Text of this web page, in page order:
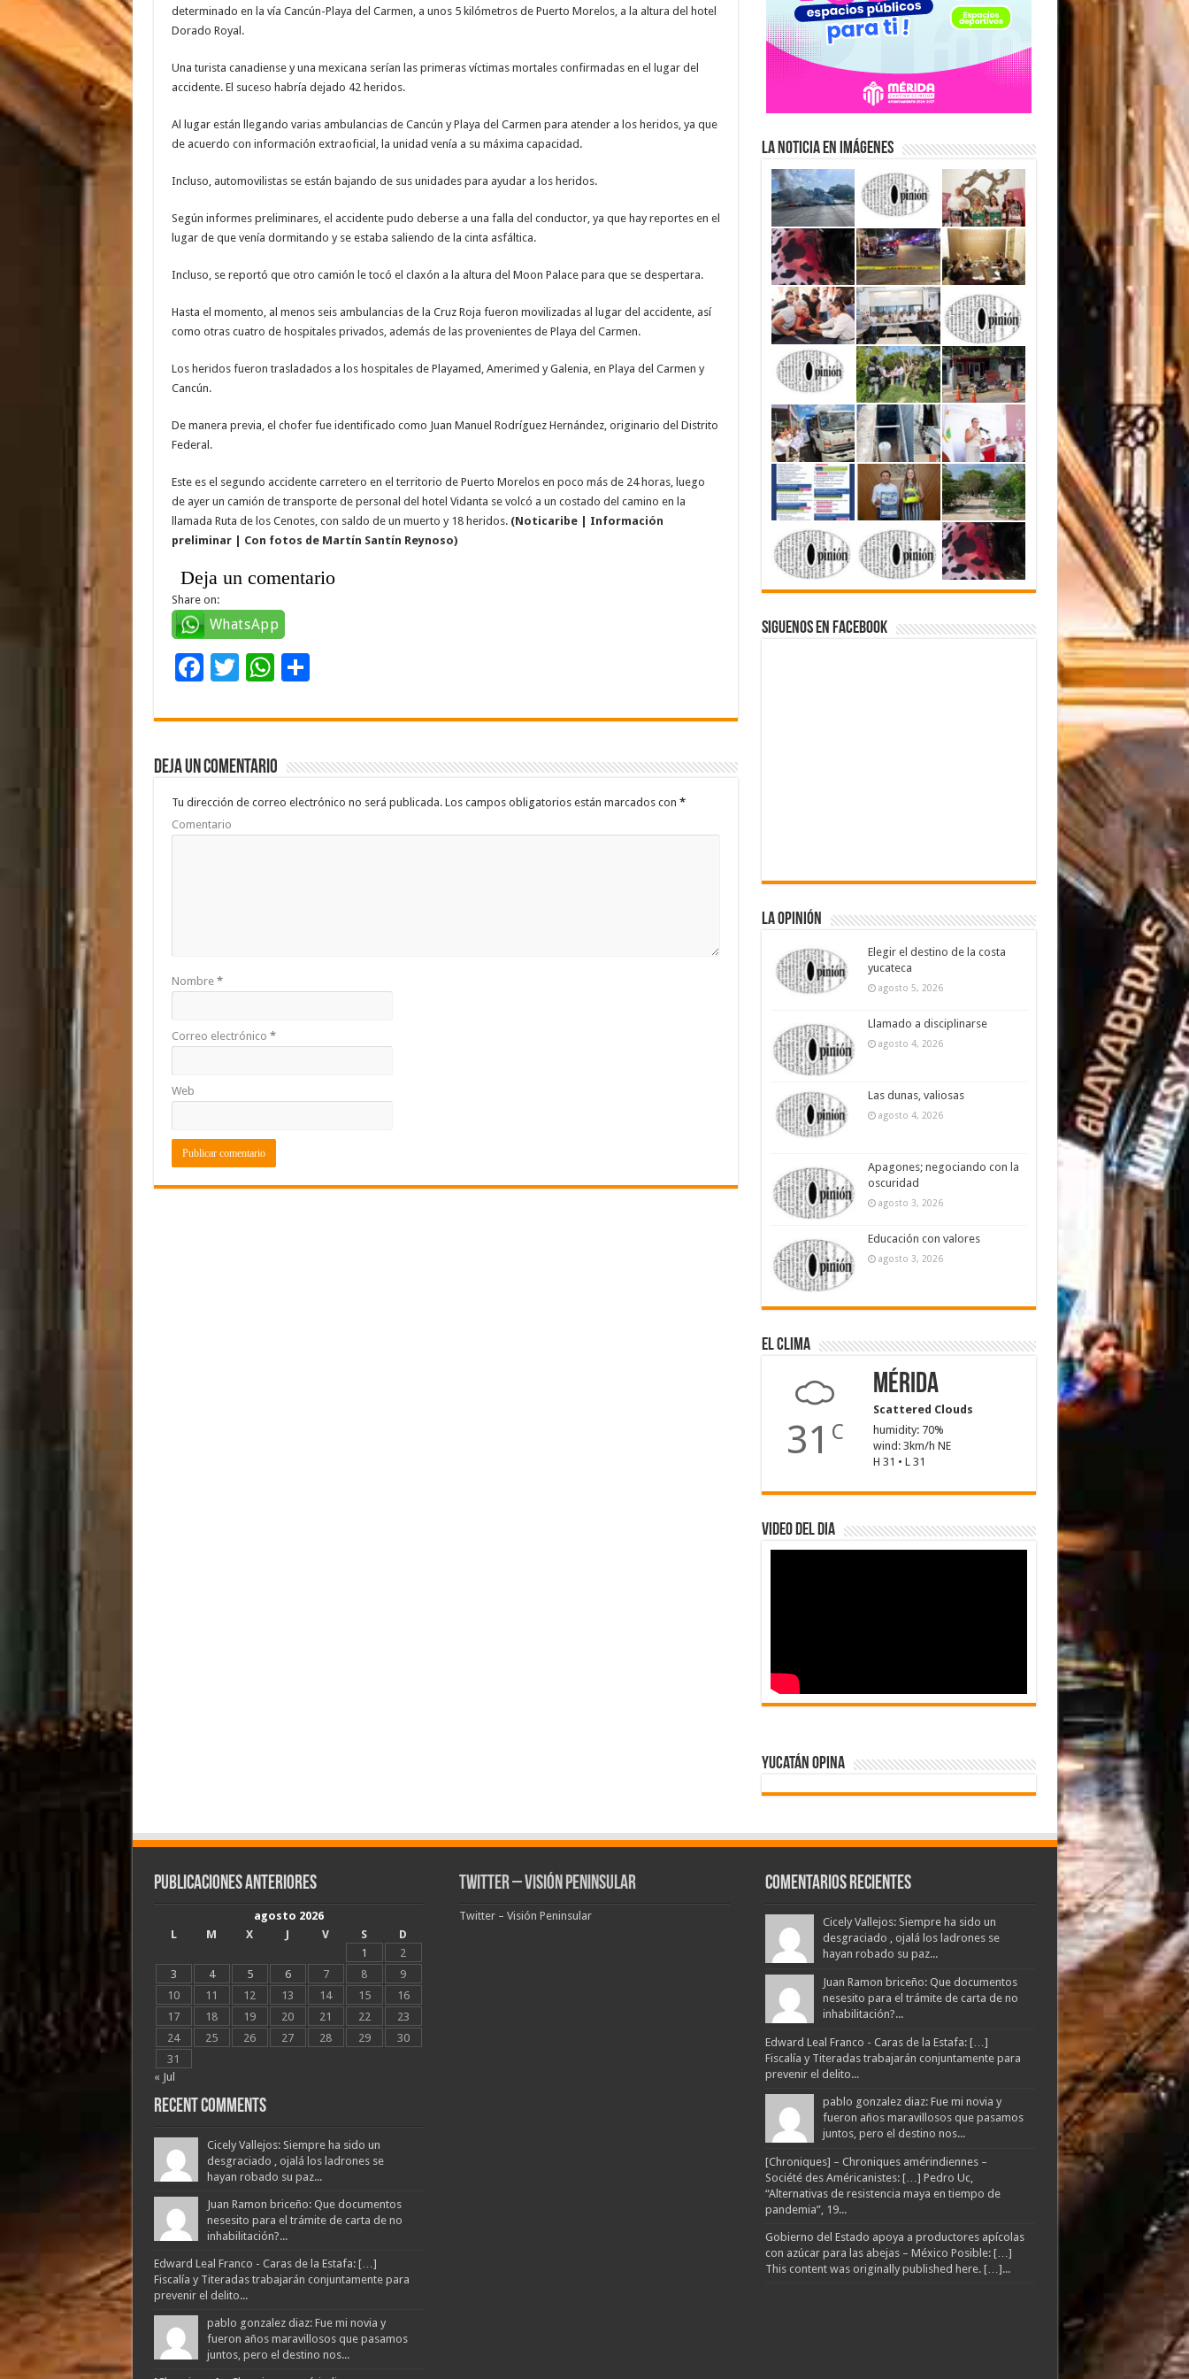
determinado en la vía Cancún-Playa del Carmen, a unos 5 kilómetros de Puerto Morelos, a la altura del hotel
Dorado Royal.
Una turista canadiense y una mexicana serían las primeras víctimas mortales confirmadas en el lugar del
accidente. El suceso habría dejado 42 heridos.
Al lugar están llegando varias ambulancias de Cancún y Playa del Carmen para atender a los heridos, ya que
de acuerdo con información extraoficial, la unidad venía a su máxima capacidad.
Incluso, automovilistas se están bajando de sus unidades para ayudar a los heridos.
Según informes preliminares, el accidente pudo deberse a una falla del conductor, ya que hay reportes en el
lugar de que venía dormitando y se estaba saliendo de la cinta asfáltica.
Incluso, se reportó que otro camión le tocó el claxón a la altura del Moon Palace para que se despertara.
Hasta el momento, al menos seis ambulancias de la Cruz Roja fueron movilizadas al lugar del accidente, así
como otras cuatro de hospitales privados, además de las provenientes de Playa del Carmen.
Los heridos fueron trasladados a los hospitales de Playamed, Amerimed y Galenia, en Playa del Carmen y
Cancún.
De manera previa, el chofer fue identificado como Juan Manuel Rodríguez Hernández, originario del Distrito
Federal.
Este es el segundo accidente carretero en el territorio de Puerto Morelos en poco más de 24 horas, luego
de ayer un camión de transporte de personal del hotel Vidanta se volcó a un costado del camino en la
llamada Ruta de los Cenotes, con saldo de un muerto y 18 heridos. (Noticaribe | Información
preliminar | Con fotos de Martín Santín Reynoso)
Deja un comentario
Share on:
WhatsApp
F
e
b
o
o
k
T
tt
er
W
at
sA
p
p
C
m
ar
ti
r
Deja un comentario
Tu dirección de correo electrónico no será publicada.Los campos obligatorios están marcados con *
Comentario
Nombre *
Correo electrónico *
Web
La Noticia en Imágenes
Siguenos en Facebook
La Opinión
Elegir el destino de la costa
yucateca
agosto 5, 2026
Llamado a disciplinarse
agosto 4, 2026
Las dunas, valiosas
agosto 4, 2026
Apagones; negociando con la
oscuridad
agosto 3, 2026
Educación con valores
agosto 3, 2026
El Clima
31 C
Mérida
Scattered Clouds
humidity: 70%
wind: 3km/h NE
H 31 • L 31
Video del dia
Yucatán Opina
Publicaciones Anteriores
agosto 2026
L
M X J V S
D
1
2
3
4 5 6 7 8
9
10
11 12 13 14 15
16
17
18 19 20 21 22
23
24
25 26 27 28 29
30
31
« Jul
Recent Comments
Cicely Vallejos: Siempre ha sido un
desgraciado , ojalá los ladrones se
hayan robado su paz...
Juan Ramon briceño: Que documentos
nesesito para el trámite de carta de no
inhabilitación?...
Edward Leal Franco - Caras de la Estafa: […]
Fiscalía y Titeradas trabajarán conjuntamente para
prevenir el delito...
pablo gonzalez diaz: Fue mi novia y
fueron años maravillosos que pasamos
juntos, pero el destino nos...
Twitter – Visión Peninsular
Twitter – Visión Peninsular
Comentarios Recientes
Cicely Vallejos: Siempre ha sido un
desgraciado , ojalá los ladrones se
hayan robado su paz...
Juan Ramon briceño: Que documentos
nesesito para el trámite de carta de no
inhabilitación?...
Edward Leal Franco - Caras de la Estafa: […]
Fiscalía y Titeradas trabajarán conjuntamente para
prevenir el delito...
pablo gonzalez diaz: Fue mi novia y
fueron años maravillosos que pasamos
juntos, pero el destino nos...
[Chroniques] – Chroniques amérindiennes –
Société des Américanistes: […] Pedro Uc,
“Alternativas de resistencia maya en tiempo de
pandemia”, 19...
Gobierno del Estado apoya a productores apícolas
con azúcar para las abejas – México Posible: […]
This content was originally published here. […]...